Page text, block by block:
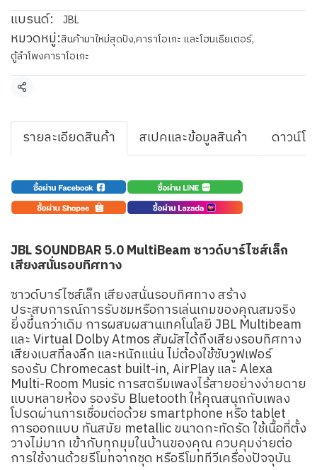
แบรนด์:
JBL
หมวดหมู่:สินค้ามาใหม่สุดปัง,คาราโอเกะ และโฮมเธียเตอร์,
ตู้ลำโพงคาราโอเกะ
แชร์
รายละเอียดสินค้า สเปคและข้อมูลสินค้า ดาวน์โ
JBL SOUNDBAR 5.0 MultiBeam ซาวด์บาร์ไซส์เล็ก
เสียงสนั่นรอบทิศทาง
ซาวด์บาร์ไซส์เล็ก เสียงสนั่นรอบทิศทาง สร้าง
ประสบการณ์การรับชมหรือการเล่นเกมของคุณสมจริง
ยิ่งขึ้นกว่าเดิม การผสมผสานเทคโนโลยี JBL Multibeam
และ Virtual Dolby Atmos สัมผัสได้ถึงเสียงรอบทิศทาง
เสียงเบสที่ลงลึก และหนักแน่น ไม่ต้องใช้ซับวูฟเฟอร์
รองรับ Chromecast built-in, AirPlay และ Alexa
Multi-Room Music การสตรีมเพลงไร้สายอย่างง่ายดาย
แบบหลายห้อง รองรับ Bluetooth ให้คุณสนุกกับเพลง
โปรดผ่านการเชื่อมต่อด้วย smartphone หรือ tablet
การออกแบบ ทันสมัย metallic ขนาดกะทัดรัด ใช้เนื้อที่ตั้ง
วางไม่มาก เข้ากับทุกมุมในบ้านของคุณ ควบคุมง่ายต่อ
การใช้งานด้วยรีโมทจากชุด หรือรีโมททีวีเครื่องปัจจุบัน